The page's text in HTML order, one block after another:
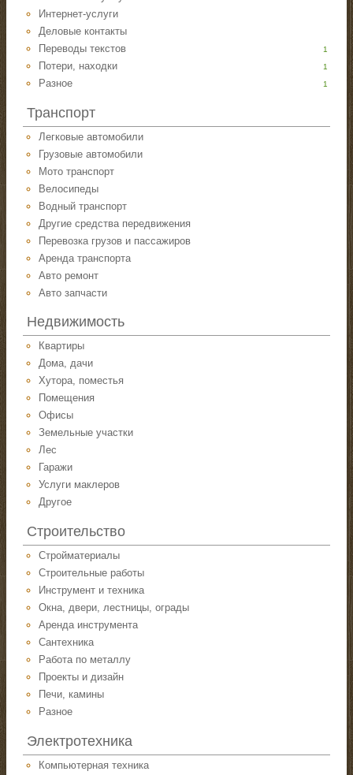
Интернет-услуги
Деловые контакты
Переводы текстов
1
Потери, находки 1
Разное 1
Транспорт
Легковые автомобили
Грузовые автомобили
Мото транспорт
Велосипеды
Водный транспорт
Другие средства передвижения
Перевозка грузов и пассажиров
Аренда транспорта
Авто ремонт
Авто запчасти
Недвижимость
Квартиры
Дома, дачи
Хутора, поместья
Помещения
Офисы
Земельные участки
Лес
Гаражи
Услуги маклеров
Другое
Строительство
Стройматериалы
Строительные работы
Инструмент и техника
Окна, двери, лестницы, ограды
Аренда инструмента
Сантехника
Работа по металлу
Проекты и дизайн
Печи, камины
Разное
Электротехника
Компьютерная техника